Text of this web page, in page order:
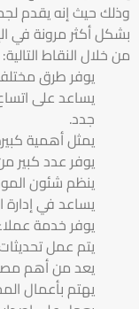
وذلك حيث إنه يقدم
بشكل أكثر مرونة في
من خلال النقاط
يوفر طرق
يساعد على
جدد.
يمثل أهمية
يوفر عدد كبير
ينظم شئون
يساعد في
يوفر خدمة عملاء
يتم عمل تحديثات
يعد من أهم
يهتم بأعمال